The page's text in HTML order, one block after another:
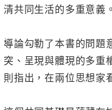
清共同生活的多重意義。
導論勾勒了本書的問題
突、呈現與體現的多重
則指出，在兩位思想家